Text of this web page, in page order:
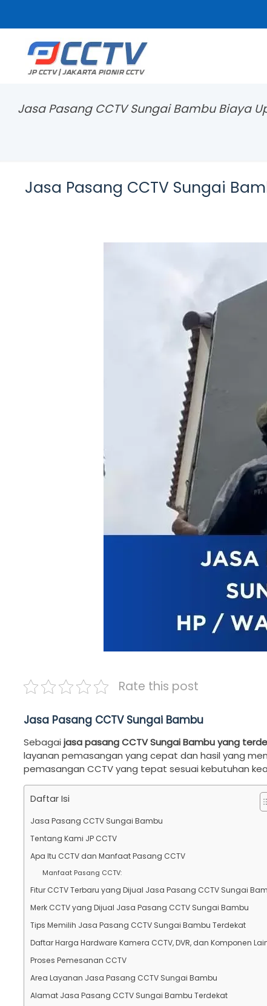
Jasa Pasang CCTV Sungai Bambu Biaya
Jasa Pasang CCTV Sungai
Rate this post
Jasa Pasang CCTV Sungai Bambu
Sebagai jasa pasang CCTV Sungai Bambu yang
layanan pemasangan yang cepat dan hasil yang
pemasangan CCTV yang tepat sesuai kebutuhan
Daftar Isi
Jasa Pasang CCTV Sungai Bambu
Tentang Kami JP CCTV
Apa Itu CCTV dan Manfaat Pasang CCTV
Manfaat Pasang CCTV:
Fitur CCTV Terbaru yang Dijual Jasa Pasang CCTV Sungai
Merk CCTV yang Dijual Jasa Pasang CCTV Sungai Bambu
Tips Memilih Jasa Pasang CCTV Sungai Bambu Terdekat
Daftar Harga Hardware Kamera CCTV, DVR, dan Komponen
Proses Pemesanan CCTV
Area Layanan Jasa Pasang CCTV Sungai Bambu
Alamat Jasa Pasang CCTV Sungai Bambu Terdekat